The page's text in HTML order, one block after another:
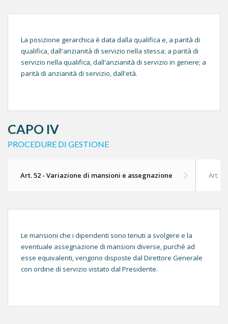
La posizione gerarchica è data dalla qualifica e, a parità di
qualifica, dall'anzianità di servizio nella stessa; a parità di
servizio nella qualifica, dall'anzianità di servizio in genere; a
parità di anzianità di servizio, dall'età.
CAPO IV
PROCEDURE DI GESTIONE
Art. 52 - Variazione di mansioni e assegnazione Art.
Le mansioni che i dipendenti sono tenuti a svolgere e la
eventuale assegnazione di mansioni diverse, purchè ad
esse equivalenti, vengono disposte dal Direttore Generale
con ordine di servizio vistato dal Presidente.